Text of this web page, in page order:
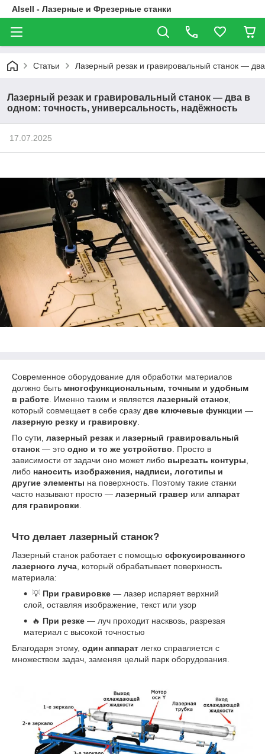
Alsell - Лазерные и Фрезерные станки
Статьи Лазерный резак и гравировальный станок —
Лазерный резак и гравировальный станок — два в
одном: точность, универсальность, надёжность
17.07.2025
Современное оборудование для обработки материалов
должно быть многофункциональным, точным и удобным
в работе . Именно таким и является лазерный станок
который совмещает в себе сразу две ключевые функции —
лазерную резку и гравировку
По сути, лазерный резак и лазерный гравировальный
станок — это одно и то же устройство . Просто в
зависимости от задачи оно может либо вырезать контуры
либо наносить изображения, надписи, логотипы и
другие элементы на поверхность. Поэтому такие станки
часто называют просто — лазерный гравер или аппарат
для гравировки
Что делает лазерный станок?
Лазерный станок работает с помощью сфокусированного
лазерного луча , который обрабатывает поверхность
материала:
💡 При гравировке — лазер испаряет верхний
слой, оставляя изображение, текст или узор
🔥 При резке — луч проходит насквозь, разрезая
материал с высокой точностью
Благодаря этому, один аппарат легко справляется с
множеством задач, заменяя целый парк оборудования.